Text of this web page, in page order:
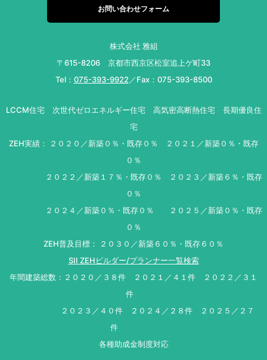
お問い合わせフォーム
株式会社 雅組
〒615-8206 京都市西京区松室追上ゲ町33
Tel： 075-393-9922 ／Fax：075-393-8500
LCCM住宅 次世代ゼロエネルギー住宅 高気密高断熱住宅 長期優良住
宅
ZEH実績： ２０２０／新築０％・既存０％ ２０２１／新築０％・既存
０％
２０２２／新築１７％・既存０％ ２０２３／新築６％・既存
０％
２０２４／新築０％・既存０％ ２０２５／新築０％・既存
０％
ZEH普及目標： ２０３０／新築６０％・既存６０％
SII ZEHビルダー/プランナー一覧検索
年間建築総数：２０２０／３８件 ２０２１／４１件 ２０２２／３１
件
２０２３／４０件 ２０２４／２８件 ２０２５／２７
件
各種助成金制度対応